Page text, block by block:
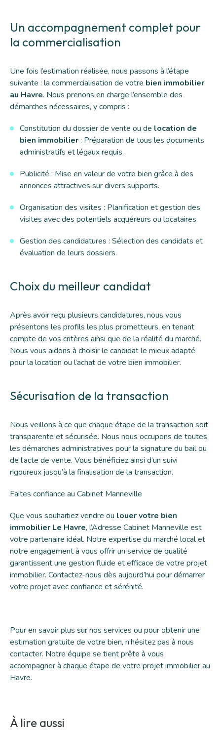
Un accompagnement complet pour
la commercialisation
Une fois l’estimation réalisée, nous passons à l’étape
suivante : la commercialisation de votre bien immobilier
au Havre. Nous prenons en charge l’ensemble des
démarches nécessaires, y compris :
Constitution du dossier de vente ou de location de
bien immobilier: Préparation de tous les documents
administratifs et légaux requis.
Publicité : Mise en valeur de votre bien grâce à des
annonces attractives sur divers supports.
Organisation des visites : Planification et gestion des
visites avec des potentiels acquéreurs ou locataires.
Gestion des candidatures : Sélection des candidats et
évaluation de leurs dossiers.
Choix du meilleur candidat
Après avoir reçu plusieurs candidatures, nous vous
présentons les profils les plus prometteurs, en tenant
compte de vos critères ainsi que de la réalité du marché.
Nous vous aidons à choisir le candidat le mieux adapté
pour la location ou l’achat de votre bien immobilier.
Sécurisation de la transaction
Nous veillons à ce que chaque étape de la transaction soit
transparente et sécurisée. Nous nous occupons de toutes
les démarches administratives pour la signature du bail ou
de l’acte de vente. Vous bénéficiez ainsi d’un suivi
rigoureux jusqu’à la finalisation de la transaction.
Faites confiance au Cabinet Manneville
Que vous souhaitiez vendre ou louer votre bien
immobilier Le Havre, l’Adresse Cabinet Manneville est
votre partenaire idéal. Notre expertise du marché local et
notre engagement à vous offrir un service de qualité
garantissent une gestion fluide et efficace de votre projet
immobilier. Contactez-nous dès aujourd’hui pour démarrer
votre projet avec confiance et sérénité.
Pour en savoir plus sur nos services ou pour obtenir une
estimation gratuite de votre bien, n’hésitez pas à nous
contacter. Notre équipe se tient prête à vous
accompagner à chaque étape de votre projet immobilier au
Havre.
À lire aussi